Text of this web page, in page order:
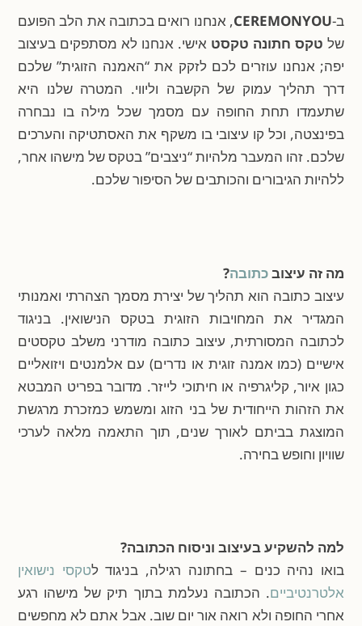
ב-CEREMONYOU, אנחנו רואים בכתובה את הלב הפועם
שלטקס חתונה טקסטאישי. אנחנו לא מסתפקים בעיצוב
יפה; אנחנו עוזרים לכם לזקק את “האמנה הזוגית” שלכם
דרך תהליך עמוק של הקשבה וליווי. המטרה שלנו היא
שתעמדו תחת החופה עם מסמך שכל מילה בו נבחרה
בפינצטה, וכל קו עיצובי בו משקף את האסתטיקה והערכים
שלכם. זהו המעבר מלהיות “ניצבים” בטקס של מישהו אחר,
ללהיות הגיבורים והכותבים של הסיפור שלכם.
מה זה עיצובכתובה?
עיצוב כתובה הוא תהליך של יצירת מסמך הצהרתי ואמנותי
המגדיר את המחויבות הזוגית בטקס הנישואין. בניגוד
לכתובה המסורתית, עיצוב כתובה מודרני משלב טקסטים
אישיים (כמו אמנה זוגית או נדרים) עם אלמנטים ויזואליים
כגון איור, קליגרפיה או חיתוכי לייזר. מדובר בפריט המבטא
את הזהות הייחודית של בני הזוג ומשמש כמזכרת מרגשת
המוצגת בביתם לאורך שנים, תוך התאמה מלאה לערכי
שוויון וחופש בחירה.
למה להשקיע בעיצוב וניסוח הכתובה?
בואו נהיה כנים – בחתונה רגילה, בניגוד לטקסי נישואין
אלטרנטיביים. הכתובה נעלמת בתוך תיק של מישהו רגע
אחרי החופה ולא רואה אור יום שוב. אבל אתם לא מחפשים